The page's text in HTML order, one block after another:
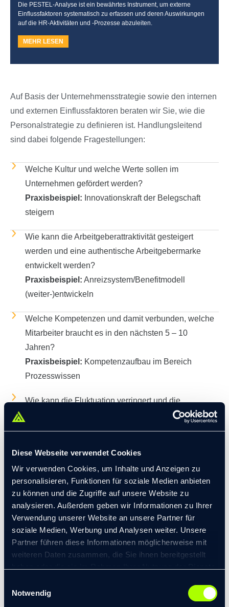
Diese Webseite verwendet Cookies
Wir verwenden Cookies, um Inhalte und Anzeigen zu
personalisieren, Funktionen für soziale Medien anbieten
zu können und die Zugriffe auf unsere Website zu
analysieren. Außerdem geben wir Informationen zu Ihrer
Verwendung unserer Website an unsere Partner für
soziale Medien, Werbung und Analysen weiter. Unsere
Partner führen diese Informationen möglicherweise mit
weiteren Daten zusammen, die Sie ihnen bereitgestellt
© 2026 transformis Consulting SE
Notwendig
Die PESTEL-Analyse ist ein bewährtes Instrument, um externe
Einflussfaktoren systematisch zu erfassen und deren Auswirkungen
auf die HR-Aktivitäten und -Prozesse abzuleiten.
MEHR LESEN
Auf Basis der Unternehmensstrategie sowie den internen
und externen Einflussfaktoren beraten wir Sie, wie die
Personalstrategie zu definieren ist. Handlungsleitend
sind dabei folgende Fragestellungen:
Welche Kultur und welche Werte sollen im
Unternehmen gefördert werden?
Praxisbeispiel: Innovationskraft der Belegschaft
steigern
Wie kann die Arbeitgeberattraktivität gesteigert
werden und eine authentische Arbeitgebermarke
entwickelt werden?
Praxisbeispiel: Anreizsystem/Benefitmodell
(weiter-)entwickeln
Welche Kompetenzen und damit verbunden, welche
Mitarbeiter braucht es in den nächsten 5 – 10
Jahren?
Praxisbeispiel: Kompetenzaufbau im Bereich
Prozesswissen
Wie kann die Fluktuation verringert und die
Praxisbeispiel:Weitere Karriere- und
Die Praxisbeispiele zeigen mögliche Handlungs- und
Entwicklungsbedarfe, die im Rahmen der HR-
Bereichsstrategie als konkrete Maßnahmen für die
praktische Umsetzung im operativen HR-Bereich
festgelegt werden.
Um die Erreichung der Ziele
im Rahmen der
z.B.Fluktuationsrate, Mitarbeiterzufriedenheit, ime- to